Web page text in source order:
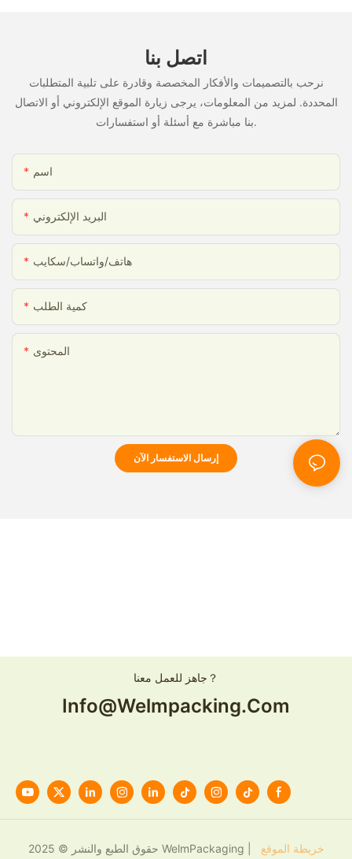
اتصل بنا
نرحب بالتصميمات والأفكار المخصصة وقادرة على تلبية المتطلبات
المحددة. لمزيد من المعلومات، يرجى زيارة الموقع الإلكتروني أو الاتصال
بنا مباشرة مع أسئلة أو استفسارات.
اسم
البريد الإلكتروني
هاتف/واتساب/سكايب
كمية الطلب
المحتوى
إرسال الاستفسار الآن
جاهز للعمل معنا？
Info@welmpacking.com
حقوق الطبع والنشر © 2025 WelmPackaging | خريطة الموقع